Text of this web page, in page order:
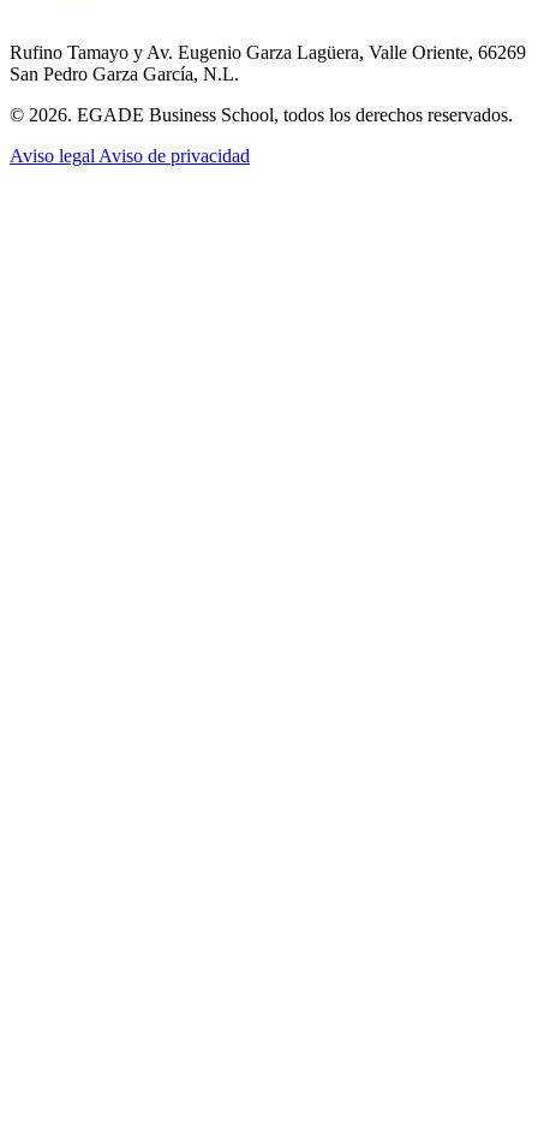
Rufino Tamayo y Av. Eugenio Garza Lagüera, Valle Oriente, 66269
San Pedro Garza García, N.L.
© 2026. EGADE Business School, todos los derechos reservados.
Aviso legal Aviso de privacidad